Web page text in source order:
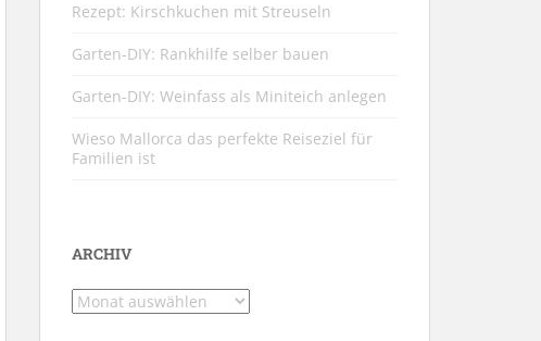
Rezept: Kirschkuchen mit Streuseln
Garten-DIY: Rankhilfe selber bauen
Garten-DIY: Weinfass als Miniteich anlegen
Wieso Mallorca das perfekte Reiseziel für
Familien ist
ARCHIV
Archiv